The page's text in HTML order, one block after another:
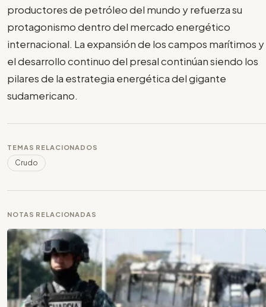
productores de petróleo del mundo y refuerza su
protagonismo dentro del mercado energético
internacional. La expansión de los campos marítimos y
el desarrollo continuo del presal continúan siendo los
pilares de la estrategia energética del gigante
sudamericano.
TEMAS RELACIONADOS
Crudo
NOTAS RELACIONADAS